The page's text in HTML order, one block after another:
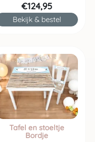
€124,95
Bekijk & bestel
Tafel en stoeltje
Bordje